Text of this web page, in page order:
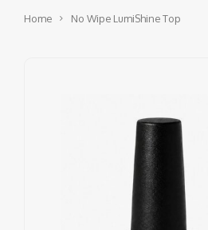
Home No Wipe LumiShine Top